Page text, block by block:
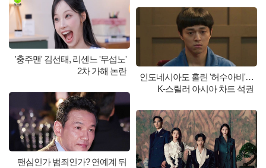
'충주맨' 김선태, 리센느 '무섭노'
2차 가해 논란
팬심인가 범죄인가? 연예계 뒤
인도네시아도 홀린 '허수아비'…
K-스릴러 아시아 차트 석권